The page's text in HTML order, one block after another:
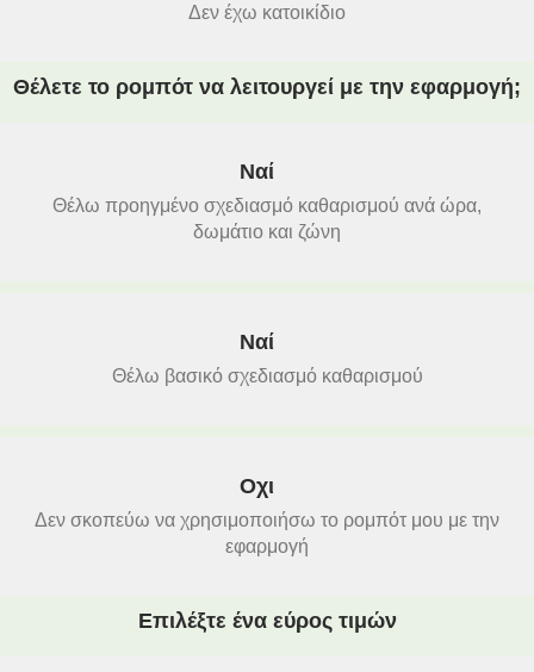
Δεν έχω κατοικίδιο
Θέλετε το ρομπότ να λειτουργεί με την εφαρμογή;
Ναί
Θέλω προηγμένο σχεδιασμό καθαρισμού ανά ώρα,
δωμάτιο και ζώνη
Ναί
Θέλω βασικό σχεδιασμό καθαρισμού
Οχι
Δεν σκοπεύω να χρησιμοποιήσω το ρομπότ μου με την
εφαρμογή
Επιλέξτε ένα εύρος τιμών